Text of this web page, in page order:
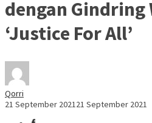
dengan Gindring
‘Justice For All’
Qorri
21 September 202121 September 2021